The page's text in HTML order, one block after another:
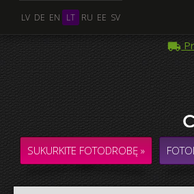
LV DE EN LT RU EE SV
SUKURKITE FOTODROBĘ »
Kelios Nuotraukos
KOLIAŽAS / KOMPOZICIJA iš